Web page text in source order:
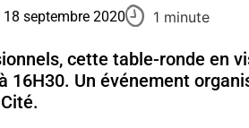
18 septembre 2020 1 minute
cette table-ronde en
16H30. Un événement